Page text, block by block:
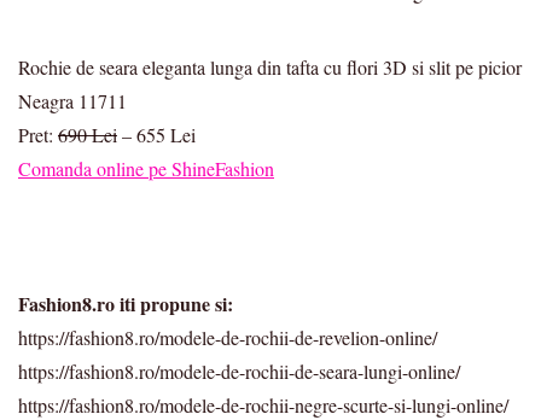
Rochie de seara eleganta lunga din tafta cu flori 3D si slit pe picior
Neagra 11711
Pret: 690 Lei– 655 Lei
Comanda online pe ShineFashion
Fashion8.ro iti propune si:
https://fashion8.ro/modele-de-rochii-de-revelion-online/
https://fashion8.ro/modele-de-rochii-de-seara-lungi-online/
https://fashion8.ro/modele-de-rochii-negre-scurte-si-lungi-online/